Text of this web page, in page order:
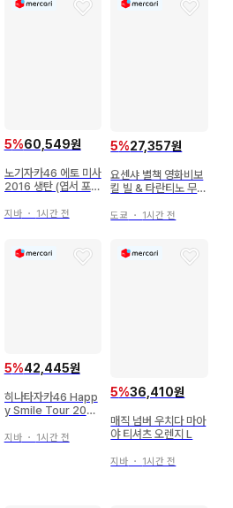
5%60,549원
노기자카46 에토 미사
2016 생탄 (엽서 포
지바・ 1시간 전
5%27,357원
요센샤 별책 영화비보
킬 빌 & 타란티노 무비
도쿄 ・ 1시간 전
5%42,445원
히나타자카46 Happ
y Smile Tour 2022
L
지바・ 1시간 전
5%36,410원
매직 넘버 우치다 마아
야 티셔츠 오렌지 L
지바 ・ 1시간 전